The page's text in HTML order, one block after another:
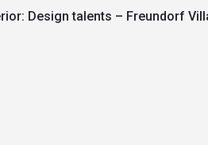
Design talents – Freundorf